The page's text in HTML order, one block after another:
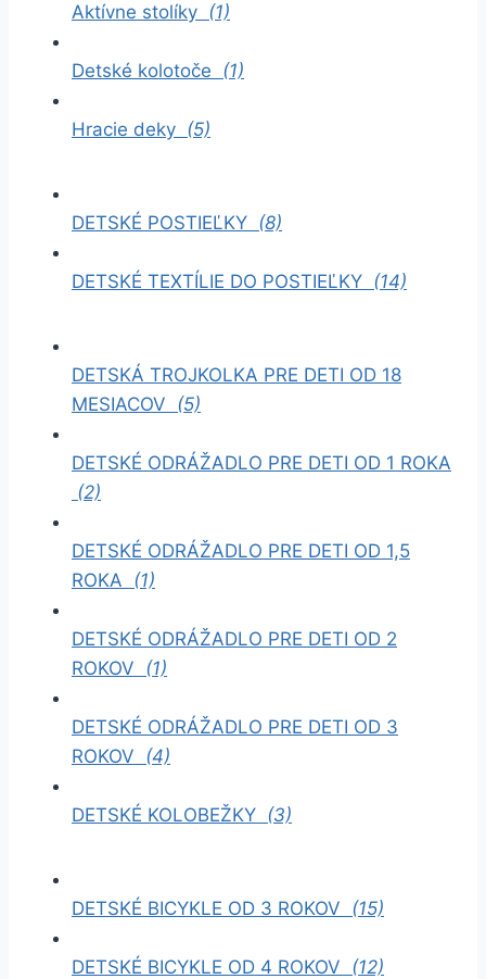
Aktívne stolíky (1)
Detské kolotoče (1)
Hracie deky (5)
DETSKÉ POSTIEĽKY (8)
DETSKÉ TEXTÍLIE DO POSTIEĽKY (14)
DETSKÁ TROJKOLKA PRE DETI OD 18
MESIACOV (5)
DETSKÉ ODRÁŽADLO PRE DETI OD 1 ROKA
(2)
DETSKÉ ODRÁŽADLO PRE DETI OD 1,5
ROKA (1)
DETSKÉ ODRÁŽADLO PRE DETI OD 2
ROKOV (1)
DETSKÉ ODRÁŽADLO PRE DETI OD 3
ROKOV (4)
DETSKÉ KOLOBEŽKY (3)
DETSKÉ BICYKLE OD 3 ROKOV (15)
DETSKÉ BICYKLE OD 4 ROKOV (12)